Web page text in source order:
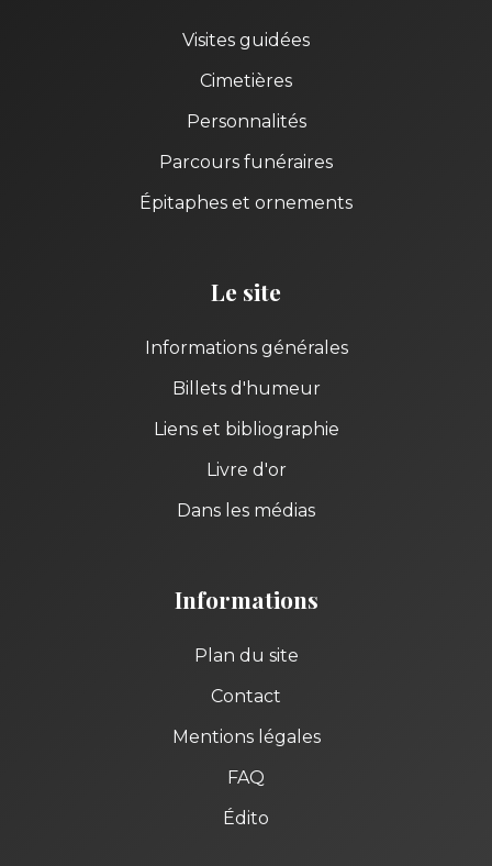
Visites guidées
Cimetières
Personnalités
Parcours funéraires
Épitaphes et ornements
Le site
Informations générales
Billets d'humeur
Liens et bibliographie
Livre d'or
Dans les médias
Informations
Plan du site
Contact
Mentions légales
FAQ
Édito